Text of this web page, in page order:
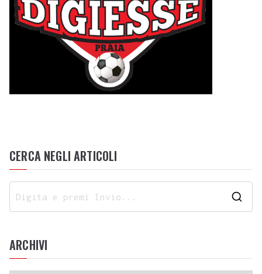
CERCA NEGLI ARTICOLI
ARCHIVI